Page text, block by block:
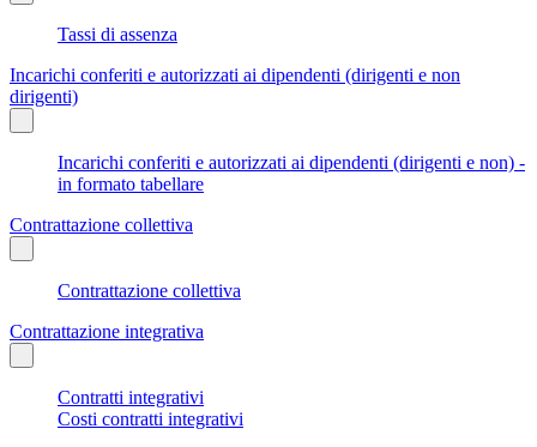
Tassi di assenza
Incarichi conferiti e autorizzati ai dipendenti (dirigenti e non
dirigenti)
Incarichi conferiti e autorizzati ai dipendenti (dirigenti e non) -
in formato tabellare
Contrattazione collettiva
Contrattazione collettiva
Contrattazione integrativa
Contratti integrativi
Costi contratti integrativi